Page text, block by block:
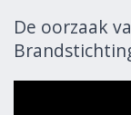
De oorzaak